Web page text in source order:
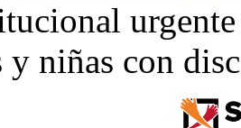
y niñas con